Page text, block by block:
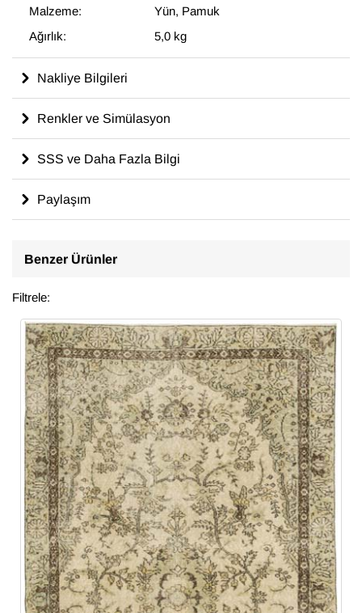
Malzeme:
Yün, Pamuk
Ağırlık:
5,0 kg
Nakliye Bilgileri
Renkler ve Simülasyon
SSS ve Daha Fazla Bilgi
Paylaşım
Benzer Ürünler
Filtrele: